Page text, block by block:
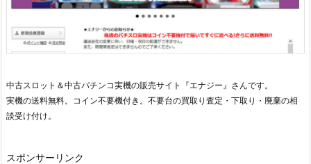
中古スロット＆中古パチンコ実機の販売サイト『エナジー』さんです。
実機の送料無料。コイン不要機付き。不要台の買取り査定・下取り・廃棄の相
談受け付け。
スポンサーリンク